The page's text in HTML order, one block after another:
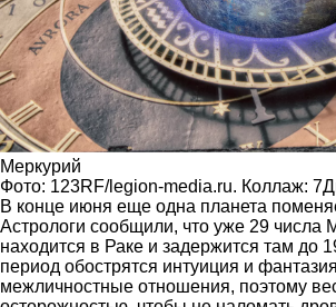
Меркурий
Фото: 123RF/legion-media.ru. Коллаж:
В конце июня еще одна планета
Астрологи сообщили, что уже 29 числа
находится в Раке и задержится там до
период обострятся интуиция и
межличностные отношения, поэтому